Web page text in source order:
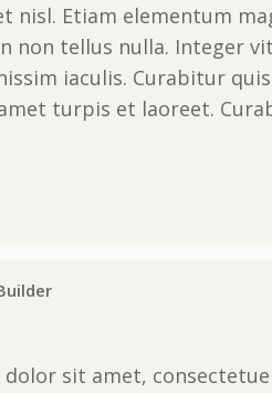
nisl. Etiam elementum
non tellus nulla. Integer
iaculis. Curabitur
turpis et laoreet.
sit amet,